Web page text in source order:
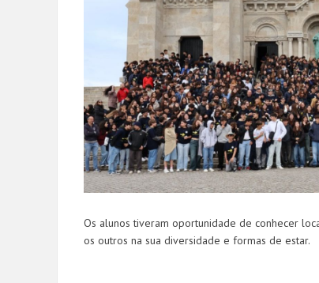
Os alunos tiveram oportunidade de conhecer
os outros na sua diversidade e formas de estar.